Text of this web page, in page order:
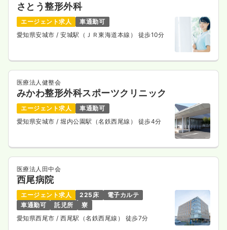
さとう整形外科
エージェント求人
車通勤可
愛知県安城市/ 安城駅（ＪＲ東海道本線） 徒歩10分
医療法人健整会
みかわ整形外科スポーツクリニック
エージェント求人
車通勤可
愛知県安城市/ 堀内公園駅（名鉄西尾線） 徒歩4分
医療法人田中会
西尾病院
エージェント求人 225床
電子カルテ
車通勤可
託児所
寮
愛知県西尾市/ 西尾駅（名鉄西尾線） 徒歩7分